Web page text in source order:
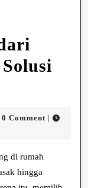
0 Comment
di rumah
hingga